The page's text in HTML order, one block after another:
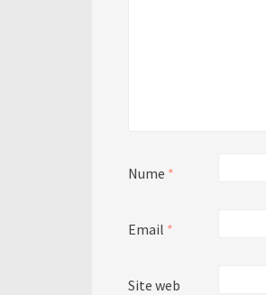
Nume *
Email *
Site web